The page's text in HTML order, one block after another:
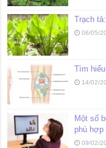
Trạch
06/05/
Tìm
14/02/
Một số
phù hợp
09/02/